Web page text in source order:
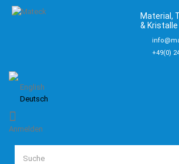
Material,
& Kristalle
+49(0)
English
Deutsch
Anmelden